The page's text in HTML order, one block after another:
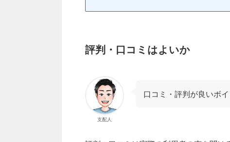
評判・口コミはよいか
支配人
口コミ・評判が良いボ